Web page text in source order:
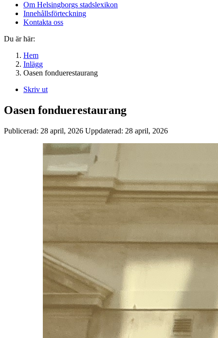
Om Helsingborgs stadslexikon
Innehållsförteckning
Kontakta oss
Du är här:
Hem
Inlägg
Oasen fonduerestaurang
Skriv ut
Oasen fonduerestaurang
Publicerad: 28 april, 2026 Uppdaterad: 28 april, 2026